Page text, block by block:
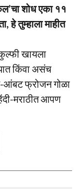
शोध एका ११
हे तुम्हाला माहीत
खायला
किंवा असंच
आंबट फ्रोजन गोळा
मराठीत आपण